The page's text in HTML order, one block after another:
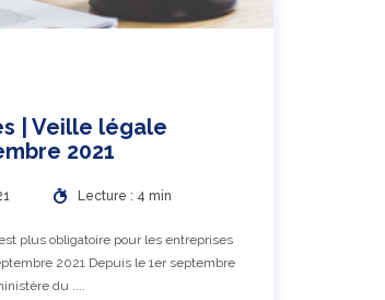
| Veille légale
2021
Lecture : 4 min
plus obligatoire pour les entreprises
2021 Depuis le 1er septembre
du ....